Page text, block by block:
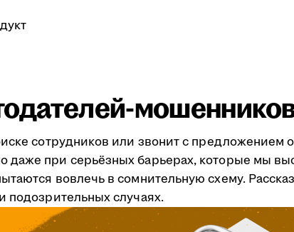
сотрудников или звонит с предложением
при серьёзных барьерах, которые мы
вовлечь в сомнительную схему.
подозрительных случаях.